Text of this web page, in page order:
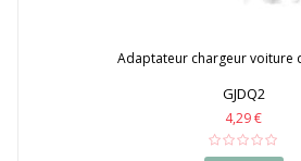
Adaptateur chargeur voiture
GJDQ2
4,29 €